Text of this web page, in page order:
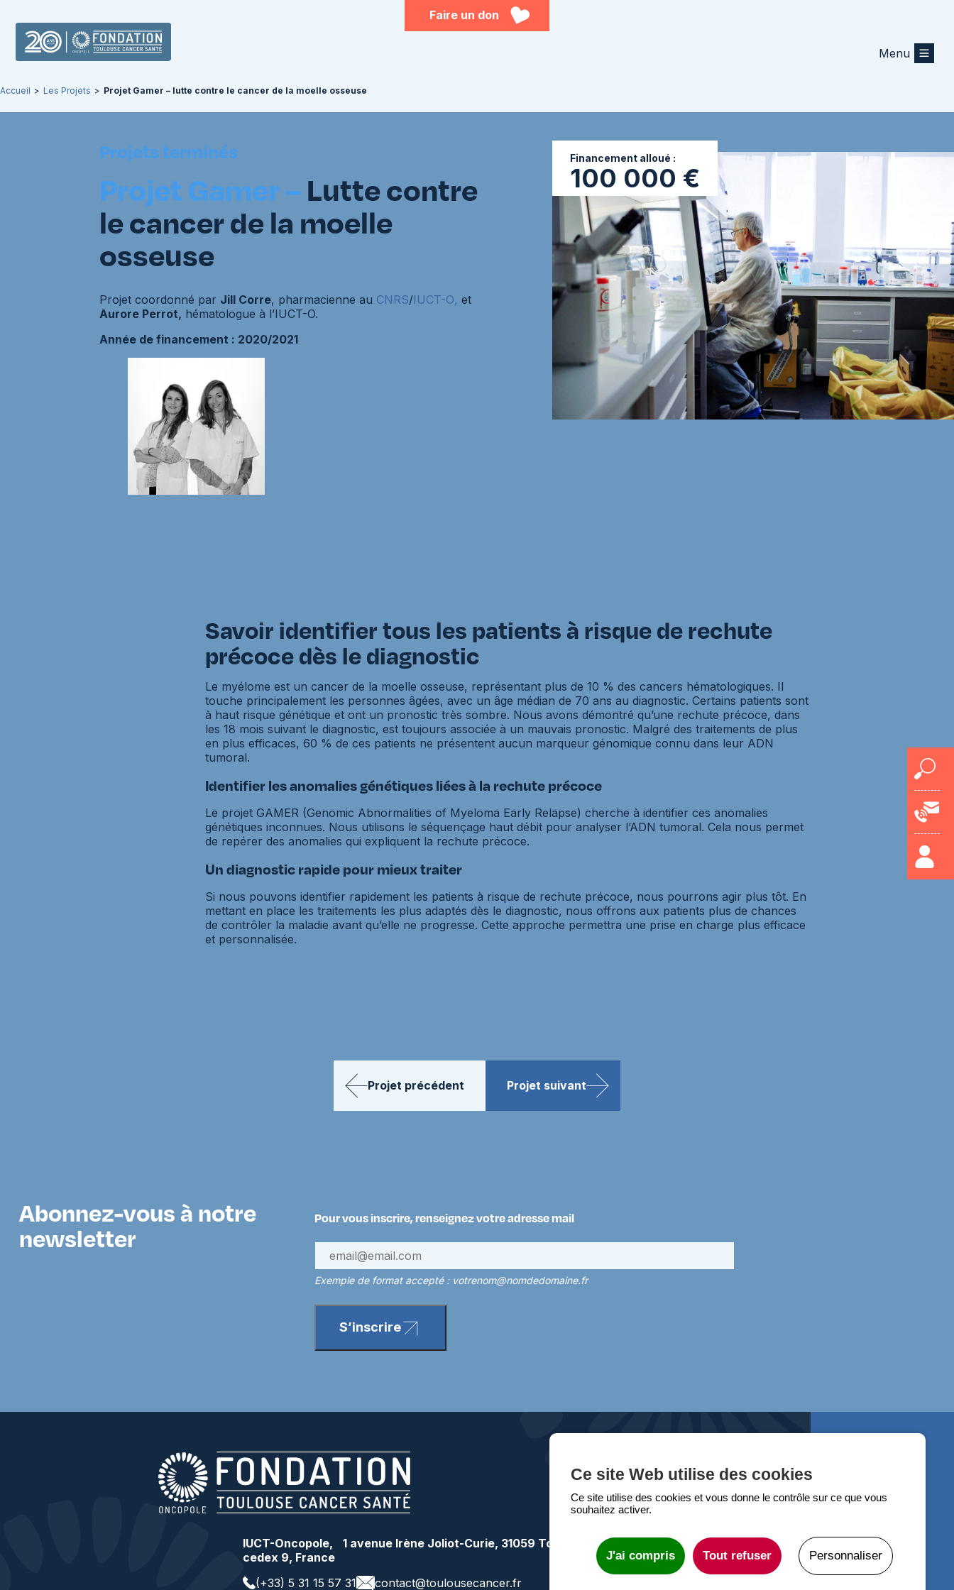
Faire un don
Menu
Accueil > Les Projets > Projet Gamer – lutte contre le cancer de la moelle osseuse
Projets terminés
Projet Gamer – Lutte contre
le cancer de la moelle
osseuse
Projet coordonné par Jill Corre, pharmacienne au CNRS/IUCT-O, et
Aurore Perrot, hématologue à l’IUCT-O.
Année de financement : 2020/2021
Financement alloué :
100 000 €
Savoir identifier tous les patients à risque de rechute
précoce dès le diagnostic
Le myélome est un cancer de la moelle osseuse, représentant plus de 10 % des cancers hématologiques. Il
touche principalement les personnes âgées, avec un âge médian de 70 ans au diagnostic. Certains patients sont
à haut risque génétique et ont un pronostic très sombre. Nous avons démontré qu’une rechute précoce, dans
les 18 mois suivant le diagnostic, est toujours associée à un mauvais pronostic. Malgré des traitements de plus
en plus efficaces, 60 % de ces patients ne présentent aucun marqueur génomique connu dans leur ADN
tumoral.
Identifier les anomalies génétiques liées à la rechute précoce
Le projet GAMER (Genomic Abnormalities of Myeloma Early Relapse) cherche à identifier ces anomalies
génétiques inconnues. Nous utilisons le séquençage haut débit pour analyser l’ADN tumoral. Cela nous permet
de repérer des anomalies qui expliquent la rechute précoce.
Un diagnostic rapide pour mieux traiter
Si nous pouvons identifier rapidement les patients à risque de rechute précoce, nous pourrons agir plus tôt. En
mettant en place les traitements les plus adaptés dès le diagnostic, nous offrons aux patients plus de chances
de contrôler la maladie avant qu’elle ne progresse. Cette approche permettra une prise en charge plus efficace
et personnalisée.
Projet précédent Projet suivant
Abonnez-vous à notre
newsletter
Pour vous inscrire, renseignez votre adresse mail
Exemple de format accepté : votrenom@nomdedomaine.fr
S’inscrire
IUCT-Oncopole, 1 avenue Irène Joliot-Curie, 31059 Toulouse
cedex 9, France
(+33) 5 31 15 57 31
contact@toulousecancer.fr
Faire un don
Ce site Web utilise des cookies
Ce site utilise des cookies et vous donne le contrôle sur ce que vous
souhaitez activer.
J'ai compris Tout refuser Personnaliser